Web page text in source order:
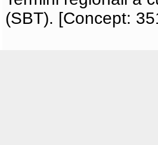
(SBT). [Concept: